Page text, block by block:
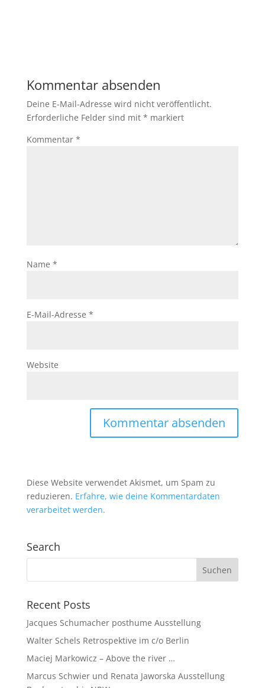
Kommentar absenden
Deine E-Mail-Adresse wird nicht veröffentlicht.
Erforderliche Felder sind mit * markiert
Kommentar *
Name *
E-Mail-Adresse *
Website
Diese Website verwendet Akismet, um Spam zu
reduzieren. Erfahre, wie deine Kommentardaten
verarbeitet werden.
Search
Recent Posts
Jacques Schumacher posthume Ausstellung
Walter Schels Retrospektive im c/o Berlin
Maciej Markowicz – Above the river …
Marcus Schwier und Renata Jaworska Ausstellung